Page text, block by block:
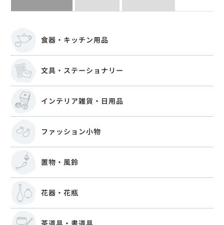
食器・キッチン用品
文具・ステーショナリー
インテリア雑貨・日用品
ファッション小物
置物・風鈴
花器・花瓶
茶道具・書道具